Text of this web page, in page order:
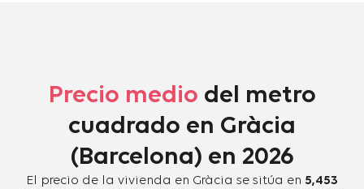
Precio medio del metro
cuadrado en Gràcia
(Barcelona) en 2026
El precio de la vivienda en Gràcia se sitúa en 5,453